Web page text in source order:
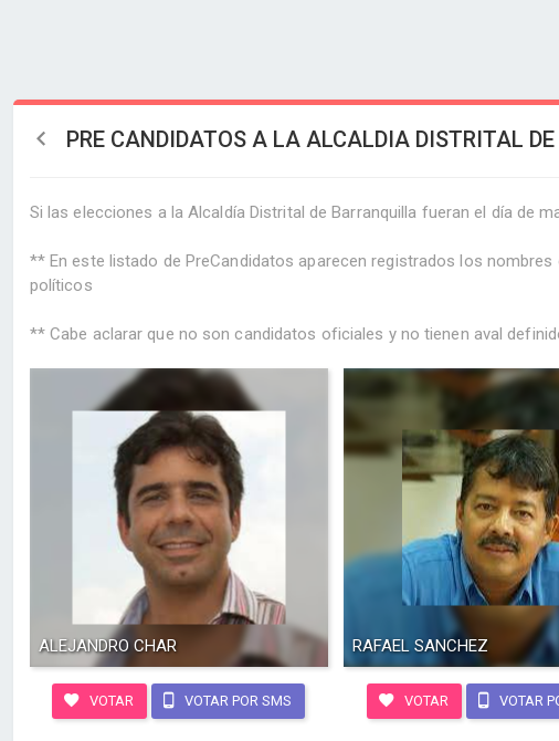
PRE CANDIDATOS A LA ALCALDIA DISTRITAL
Si las elecciones a la Alcaldía Distrital de Barranquilla fueran el día de
** En este listado de PreCandidatos aparecen registrados los
políticos
** Cabe aclarar que no son candidatos oficiales y no tienen aval
ALEJANDRO CHAR
VOTAR VOTAR POR SMS
RAFAEL SANCHEZ
VOTAR VOTAR